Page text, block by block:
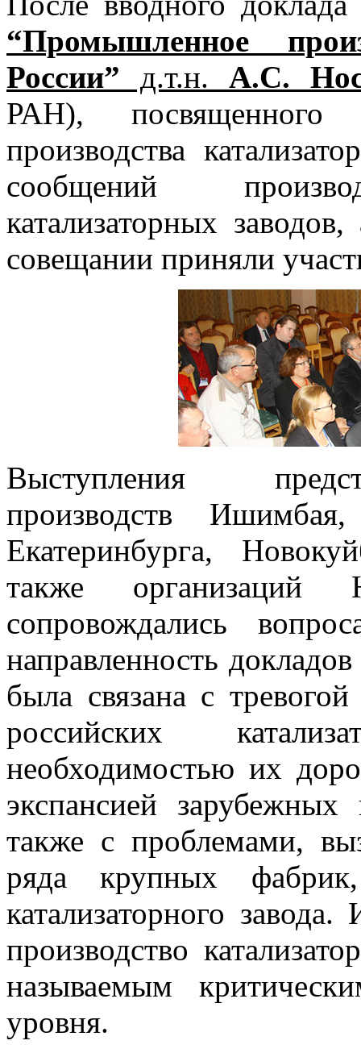
“Промышленное
России” д.т.н. A.C.
РАН), посвященного
производства
сообщений
катализаторных
совещании приняли
Выступления
производств
Екатеринбурга,
также организаций
сопровождались
направленность
была связана с
российских
необходимостью их
экспансией зарубежных
также с проблемами,
ряда крупных
катализаторного
производство
называемым
уровня.